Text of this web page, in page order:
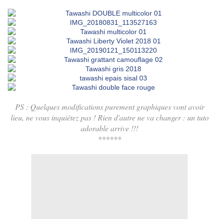
PS : Quelques modifications purement graphiques vont avoir
lieu, ne vous inquiétez pas ! Rien d'autre ne va changer : un tuto
adorable arrive !!!
******